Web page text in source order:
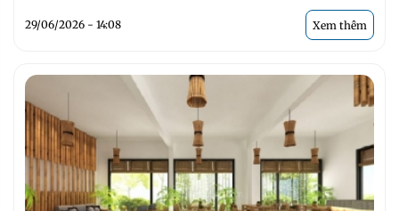
29/06/2026 - 14:08 Xem thêm